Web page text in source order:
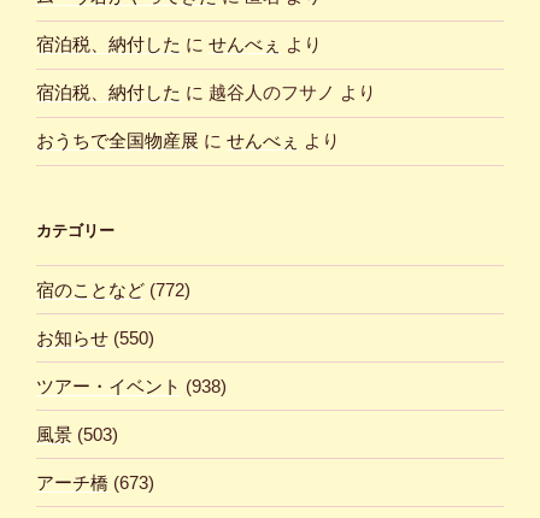
宿泊税、納付した に せんべぇ より
宿泊税、納付した に 越谷人のフサノ より
おうちで全国物産展 に せんべぇ より
カテゴリー
宿のことなど (772)
お知らせ (550)
ツアー・イベント (938)
風景 (503)
アーチ橋 (673)